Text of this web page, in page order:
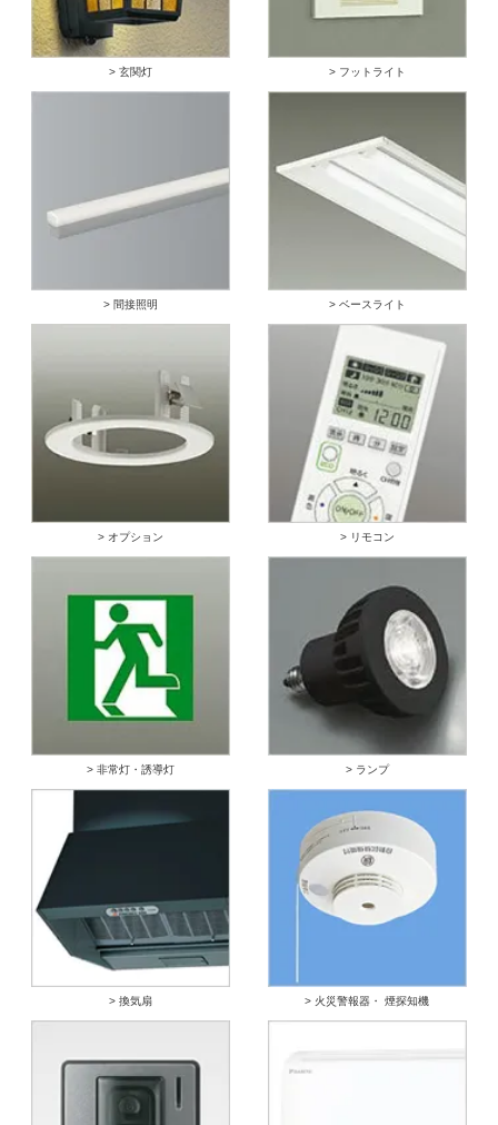
> 玄関灯 > フットライト
> 間接照明 > ベースライト
> オプション > リモコン
> 非常灯・誘導灯 > ランプ
> 換気扇 > 火災警報器・ 煙探知機